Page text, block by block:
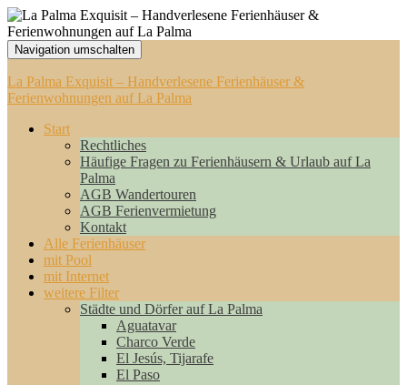
Navigation umschalten
La Palma Exquisit – Handverlesene Ferienhäuser &
Ferienwohnungen auf La Palma
Start
Rechtliches
Häufige Fragen zu Ferienhäusern & Urlaub auf La
Palma
AGB Wandertouren
AGB Ferienvermietung
Kontakt
Alle Ferienhäuser
mit Pool
mit Internet
weitere Filter
Städte und Dörfer auf La Palma
Aguatavar
Charco Verde
El Jesús, Tijarafe
El Paso